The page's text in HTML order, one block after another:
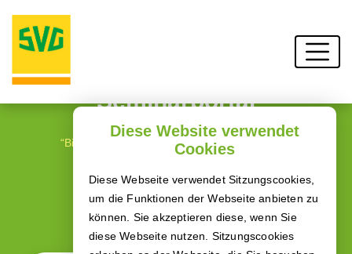
Diese Website verwendet
Cookies
Diese Webseite verwendet Sitzungscookies,
um die Funktionen der Webseite anbieten zu
können. Sie akzeptieren diese, wenn Sie
diese Webseite nutzen. Sitzungscookies
Seminarportal
“Bildung beginnt mit Neugierde.“ (Peter Bieri)